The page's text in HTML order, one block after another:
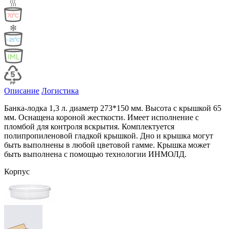
Описание Логистика
Банка-лодка 1,3 л. диаметр 273*150 мм. Высота с крышкой 65
мм. Оснащена короной жесткости. Имеет исполнение с
пломбой для контроля вскрытия. Комплектуется
полипропиленовой гладкой крышкой. Дно и крышка могут
быть выполнены в любой цветовой гамме. Крышка может
быть выполнена с помощью технологии ИНМОЛД.
Корпус